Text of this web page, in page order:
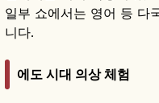
일부 쇼에서는 영어 등 다
니다.
에도 시대 의상 체험